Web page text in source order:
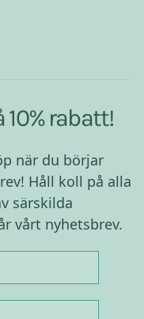
rabatt!
när du börjar
Håll koll på alla
särskilda
vårt nyhetsbrev.